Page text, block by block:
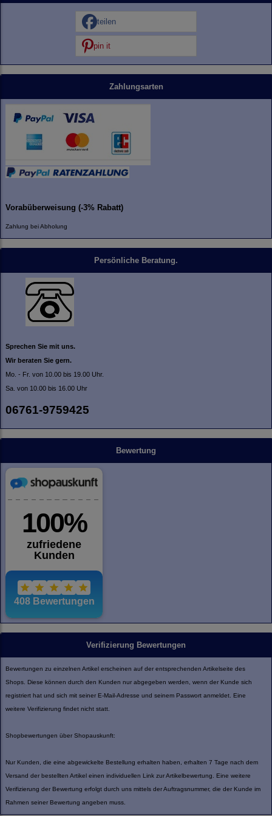
teilen
pin it
Zahlungsarten
Vorabüberweisung (-3% Rabatt)
Zahlung bei Abholung
Persönliche Beratung.
Sprechen Sie mit uns.
Wir beraten Sie gern.
Mo. - Fr. von 10.00 bis 19.00 Uhr.
Sa. von 10.00 bis 16.00 Uhr
06761-9759425
Bewertung
Verifizierung Bewertungen
Bewertungen zu einzelnen Artikel erscheinen auf der entsprechenden Artikelseite des
Shops. Diese können durch den Kunden nur abgegeben werden, wenn der Kunde sich
registriert hat und sich mit seiner E-Mail-Adresse und seinem Passwort anmeldet. Eine
weitere Verifizierung findet nicht statt.
Shopbewertungen über Shopauskunft:
Nur Kunden, die eine abgewickelte Bestellung erhalten haben, erhalten 7 Tage nach dem
Versand der bestellten Artikel einen individuellen Link zur Artikelbewertung. Eine weitere
Verifizierung der Bewertung erfolgt durch uns mittels der Auftragsnummer, die der Kunde im
Rahmen seiner Bewertung angeben muss.